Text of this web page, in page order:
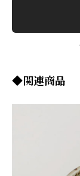
◆関連商品